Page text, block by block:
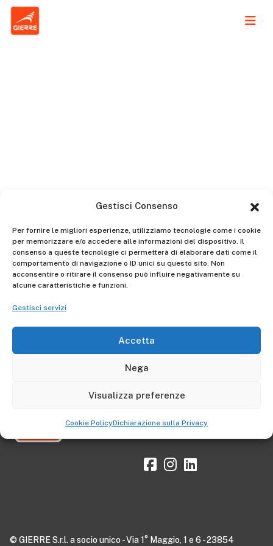
Gestisci Consenso
Per fornire le migliori esperienze, utilizziamo tecnologie come i cookie
per memorizzare e/o accedere alle informazioni del dispositivo. Il
consenso a queste tecnologie ci permetterà di elaborare dati come il
comportamento di navigazione o ID unici su questo sito. Non
acconsentire o ritirare il consenso può influire negativamente su
alcune caratteristiche e funzioni.
Gestisci servizi
Accetta
Nega
Visualizza preferenze
Cookie PolicyDichiarazione sulla Privacy
© GIERRE S.r.l. a socio unico - Via 1° Maggio, 1 e 6 - 23854